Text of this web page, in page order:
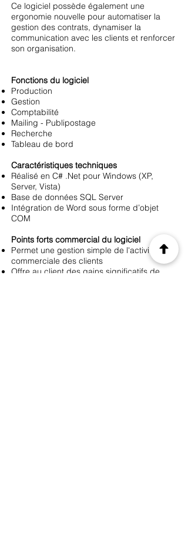
Ce logiciel possède également une
ergonomie nouvelle pour automatiser la
gestion des contrats, dynamiser la
communication avec les clients et renforcer
son organisation.
Fonctions du logiciel
Production
Gestion
Comptabilité
Mailing - Publipostage
Recherche
Tableau de bord
Caractéristiques techniques
Réalisé en C# .Net pour Windows (XP,
Server, Vista)
Base de données SQL Server
Intégration de Word sous forme d’objet
COM
Points forts commercial du logiciel
Permet une gestion simple de l'activité
commerciale des clients
Offre au client des gains significatifs de